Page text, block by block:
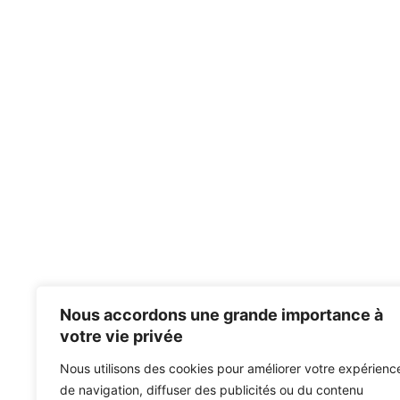
Nous accordons une grande importance à
votre vie privée
Nous utilisons des cookies pour améliorer votre
de navigation, diffuser des publicités ou du contenu